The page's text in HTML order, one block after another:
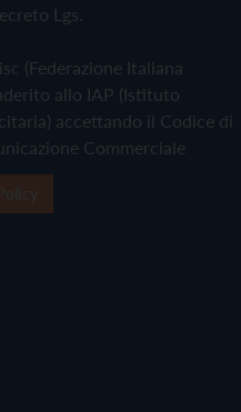
Lgs.
(Federazione Italiana
allo IAP (Istituto
accettando il Codice di
Commerciale